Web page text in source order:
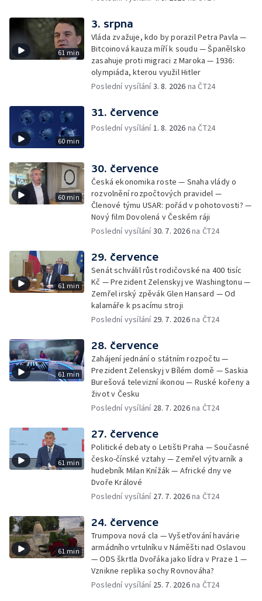
61 min
3. srpna
Vláda zvažuje, kdo by porazil Petra Pavla —
Bitcoinová kauza míří k soudu — Španělsko
zasahuje proti migraci z Maroka — 1936:
olympiáda, kterou využil Hitler
Poslední vysílání3. 8. 2026 na ČT24
60 min
31. července
Poslední vysílání1. 8. 2026 na ČT24
60 min
30. července
Česká ekonomika roste — Snaha vlády o
rozvolnění rozpočtových pravidel —
Členové týmu USAR: pořád v pohotovosti? —
Nový film Dovolená v Českém ráji
Poslední vysílání30. 7. 2026na ČT24
61 min
29. července
Senát schválil růst rodičovské na 400 tisíc
Kč — Prezident Zelenskyj ve Washingtonu —
Zemřel irský zpěvák Glen Hansard — Od
kalamáře k psacímu stroji
Poslední vysílání 29. 7. 2026na ČT24
61 min
28. července
Zahájení jednání o státním rozpočtu —
Prezident Zelenskyj v Bílém domě — Saskia
Burešová televizní ikonou — Ruské kořeny a
život v Česku
Poslední vysílání 28. 7. 2026na ČT24
61 min
27. července
Politické debaty o Letišti Praha — Současné
česko-čínské vztahy — Zemřel výtvarník a
hudebník Milan Knížák — Africké dny ve
Dvoře Králové
Poslední vysílání 27. 7. 2026na ČT24
61 min
24. července
Trumpova nová cla — Vyšetřování havárie
armádního vrtulníku v Náměšti nad Oslavou
— ODS škrtla Dvořáka jako lídra v Praze 1 —
Vznikne replika sochy Rovnováha?
Poslední vysílání 25. 7. 2026na ČT24